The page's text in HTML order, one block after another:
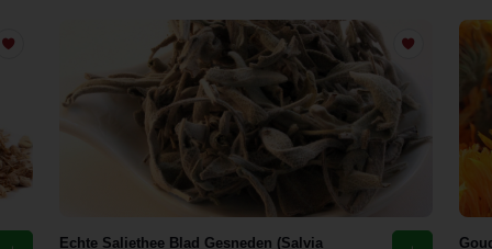
Echte Saliethee Blad Gesneden (Salvia